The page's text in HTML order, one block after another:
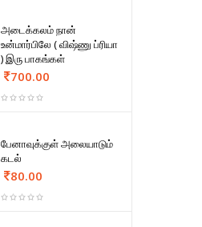
அடைக்கலம் நான்
உன்மார்பிலே ( விஷ்ணு ப்ரியா
) இரு பாகங்கள்
700.00
பேனாவுக்குள் அலையாடும்
கடல்
80.00